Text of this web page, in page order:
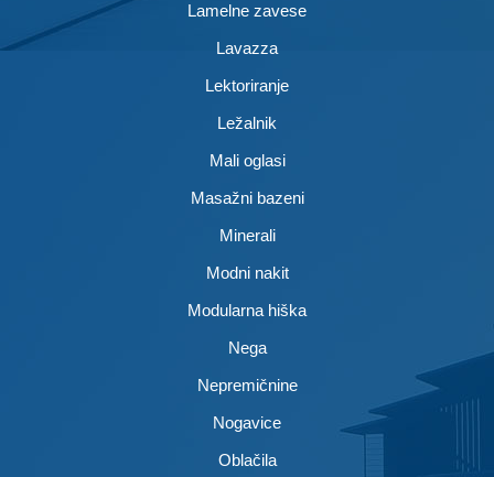
Lamelne zavese
Lavazza
Lektoriranje
Ležalnik
Mali oglasi
Masažni bazeni
Minerali
Modni nakit
Modularna hiška
Nega
Nepremičnine
Nogavice
Oblačila